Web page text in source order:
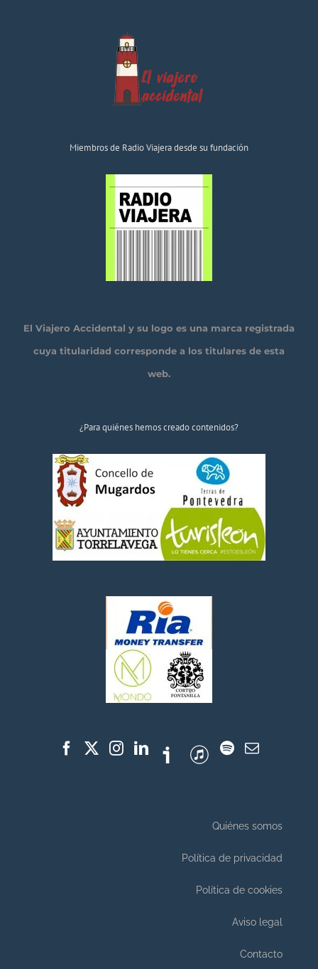
Miembros de Radio Viajera desde su fundación
El Viajero Accidental y su logo es una marca registrada
cuya titularidad corresponde a los titulares de esta
web.
¿Para quiénes hemos creado contenidos?
Quiénes somos
Política de privacidad
Política de cookies
Aviso legal
Contacto